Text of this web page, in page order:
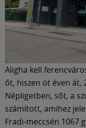
Aligha kell
őt, hiszen öt éven át,
Népligetben, sőt, a
számított, amihez
Fradi-meccsén 1067